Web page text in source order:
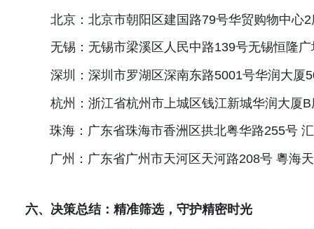
北京：北京市朝阳区建国路79号华贸购物中心2
无锡：无锡市梁溪区人民中路139号无锡恒隆
深圳：深圳市罗湖区深南东路5001号华润大厦
杭州：浙江省杭州市上城区钱江新城华润大厦B
珠海： 广东省珠海市香洲区拱北粤华路255号
广州： 广东省广州市天河区天河路208号 粵海
六、决策总结：精准筛选，守护精密时光